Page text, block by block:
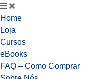
Home
Loja
Cursos
eBooks
FAQ – Como Comprar